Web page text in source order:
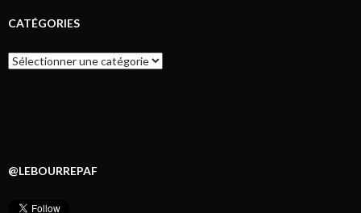
CATÉGORIES
Catégories
@LEBOURREPAF